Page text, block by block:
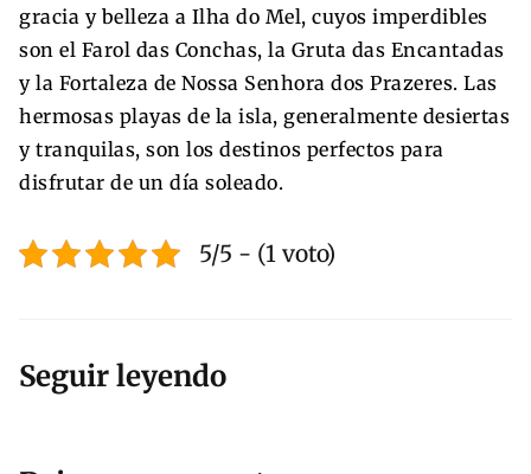
gracia y belleza a Ilha do Mel, cuyos imperdibles
son el Farol das Conchas, la Gruta das Encantadas
y la Fortaleza de Nossa Senhora dos Prazeres. Las
hermosas playas de la isla, generalmente desiertas
y tranquilas, son los destinos perfectos para
disfrutar de un día soleado.
5/5 - (1 voto)
Seguir leyendo